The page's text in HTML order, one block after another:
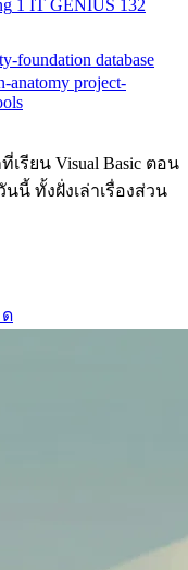
1 IT GENIUS 132
foundation database
anatomy project-
รียน Visual Basic ตอน
นี้ ทั้งฝั่งเล่าเรื่องส่วน